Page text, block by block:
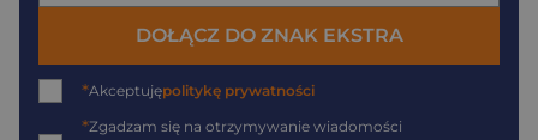
DOŁĄCZ DO ZNAK EKSTRA
*Akceptujępolitykę prywatności
*Zgadzam się na otrzymywanie wiadomości